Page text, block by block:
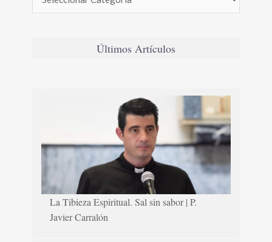
Últimos Artículos
La Tibieza Espiritual. Sal sin sabor | P.
Javier Carralón